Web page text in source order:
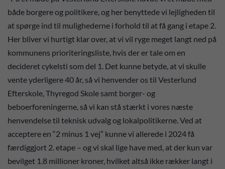
både borgere og politikere, og her benyttede vi lejligheden til
at spørge ind til mulighederne i forhold til at få gang i etape 2.
Her bliver vi hurtigt klar over, at vi vil ryge meget langt ned på
kommunens prioriteringsliste, hvis der er tale om en
decideret cykelsti som del 1. Det kunne betyde, at vi skulle
vente yderligere 40 år, så vi henvender os til Vesterlund
Efterskole, Thyregod Skole samt borger- og
beboerforeningerne, så vi kan stå stærkt i vores næste
henvendelse til teknisk udvalg og lokalpolitikerne. Ved at
acceptere en “2 minus 1 vej” kunne vi allerede i 2024 få
færdiggjort 2. etape – og vi skal lige have med, at der kun var
bevilget 1.8 millioner kroner, hvilket altså ikke rækker langt i